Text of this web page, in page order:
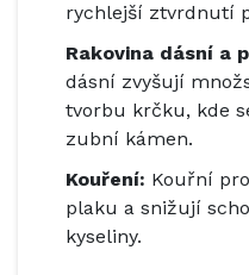
rychlejší ztvrdnutí
Rakovina dásní a
dásní zvyšují
tvorbu krčku, kde
zubní kámen.
Kouření: Kouřní
plaku a snižují
kyseliny.